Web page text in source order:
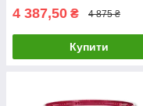
4 387,50 ₴ 4 875 ₴
Купити